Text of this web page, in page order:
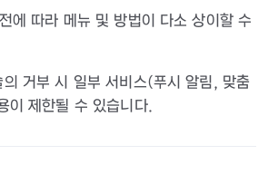
에 따라 메뉴 및 방법이 다소 상이할 수
거부 시 일부 서비스(푸시 알림, 맞춤
이 제한될 수 있습니다.